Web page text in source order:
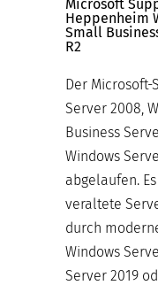
Microsoft
Heppenheim
Small
R2
Der Microsoft-
Server 2008,
Business
Windows
abgelaufen.
veraltete
durch
Windows
Server 2019